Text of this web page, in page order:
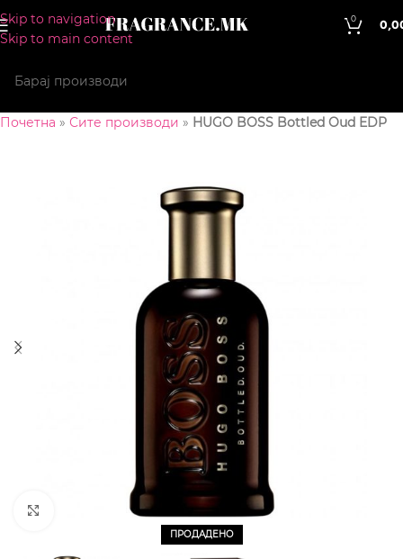
Skip to navigation
Skip to main content
0
Почетна » Сите производи » HUGO BOSS Bottled Oud EDP
ПРОДАДЕНО
CLICK TO ENLARGE